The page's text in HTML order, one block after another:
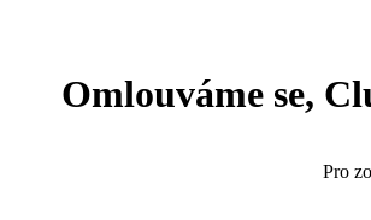
Omlouváme se,
Pro